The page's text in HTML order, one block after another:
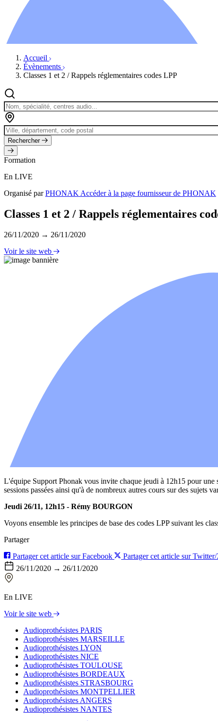
Évènements
Accueil
Évènements
Classes 1 et 2 / Rappels réglementaires codes LPP
Rechercher
Formation
En LIVE
Organisé parPHONAK Accéder à la page fournisseur de PHONAK
Classes 1 et 2 / Rappels réglementaires
26/11/2020 → 26/11/2020
Voir le site web
L'équipe Support Phonak vous invite chaque jeudi à 12h15 pour
sessions passées ainsi qu'à de nombreux autres cours sur des sujets
Jeudi 26/11, 12h15 - Rémy BOURGON
Voyons ensemble les principes de base des codes LPP suivant les
Partager
Partager cet article sur Facebook
Partager cet article sur
26/11/2020 → 26/11/2020
En LIVE
Voir le site web
Audioprothésistes PARIS
Audioprothésistes MARSEILLE
Audioprothésistes LYON
Audioprothésistes NICE
Audioprothésistes TOULOUSE
Audioprothésistes BORDEAUX
Audioprothésistes STRASBOURG
Audioprothésistes MONTPELLIER
Audioprothésistes ANGERS
Audioprothésistes NANTES